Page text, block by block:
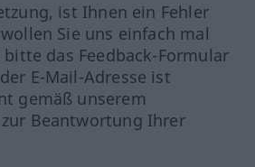
ist Ihnen ein Fehler
Sie uns einfach mal
bitte das Feedback-Formular
E-Mail-Adresse ist
gemäß unserem
Beantwortung Ihrer